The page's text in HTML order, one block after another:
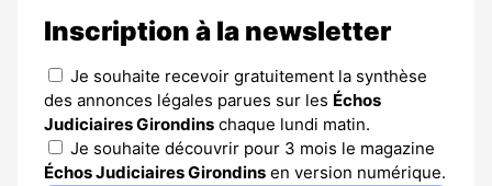
Inscription à la newsletter
Je souhaite recevoir gratuitement la synthèse
des annonces légales parues sur les Échos
Judiciaires Girondins chaque lundi matin.
Je souhaite découvrir pour 3 mois le magazine
Échos Judiciaires Girondins en version numérique.